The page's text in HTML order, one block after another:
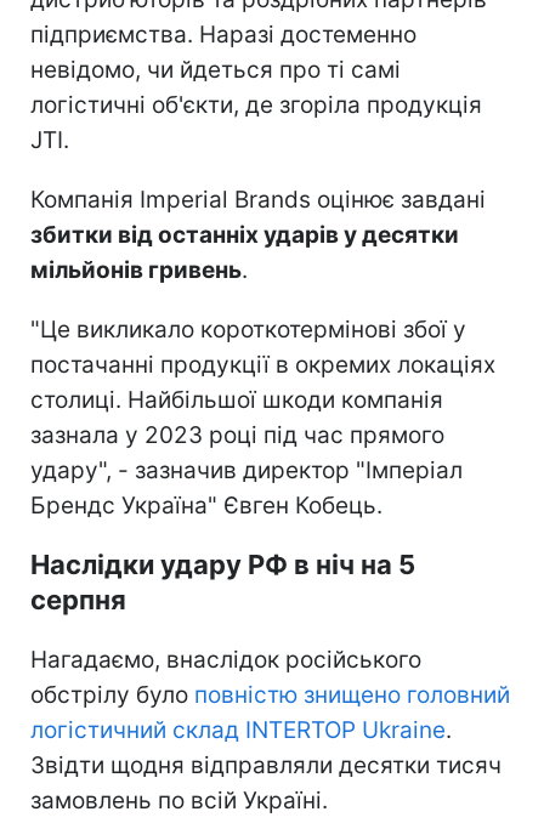
підприємства. Наразі достеменно
невідомо, чи йдеться про ті самі
логістичні об'єкти, де згоріла продукція
JTI.
Компанія Imperial Brands оцінює завдані
збитки від останніх ударів у десятки
мільйонів гривень.
"Це викликало короткотермінові збої у
постачанні продукції в окремих локаціях
столиці. Найбільшої шкоди компанія
зазнала у 2023 році під час прямого
удару", - зазначив директор "Імперіал
Брендс Україна" Євген Кобець.
Наслідки удару РФ в ніч на 5
серпня
Нагадаємо, внаслідок російського
обстрілу було повністю знищено головний
логістичний склад INTERTOP Ukraine.
Звідти щодня відправляли десятки тисяч
замовлень по всій Україні.